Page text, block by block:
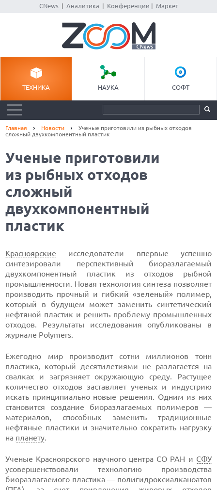
CNews| Аналитика Конференции Маркет
ТЕХНИКА НАУКА СОФТ
Главная Новости
Ученые приготовили из рыбных отходов
сложный двухкомпонентный пластик
Ученые приготовили
из рыбных отходов
сложный
двухкомпонентный
пластик
Красноярские исследователи впервые успешно
синтезировали перспективный биоразлагаемый
двухкомпонентный пластик из отходов рыбной
промышленности. Новая технология синтеза позволяет
производить прочный и гибкий «зеленый» полимер,
который в будущем может заменить синтетический
нефтяной пластик и решить проблему промышленных
отходов. Результаты исследования опубликованы в
журнале Polymers.
Ежегодно мир производит сотни миллионов тонн
пластика, который десятилетиями не разлагается на
свалках и загрязняет окружающую среду. Растущее
количество отходов заставляет ученых и индустрию
искать принципиально новые решения. Одним из них
становится создание биоразлагаемых полимеров —
материалов, способных заменить традиционные
нефтяные пластики и значительно сократить нагрузку
на планету.
Ученые Красноярского научного центра СО РАН и СФУ
усовершенствовали технологию производства
биоразлагаемого пластика — полигидроксиалканоатов